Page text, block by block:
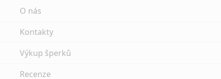
O nás
Kontakty
Výkup šperků
Recenze